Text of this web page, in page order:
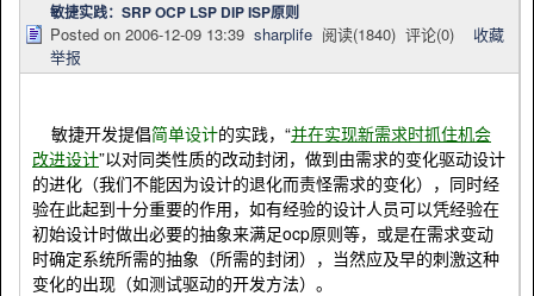
敏捷实践：SRP OCP LSP DIP ISP原则
Posted on 2006-12-09 13:39 sharplife 阅读(1840) 评论(0) 收藏
举报
敏捷开发提倡简单设计的实践，“并在实现新需求时抓住机会
改进设计”以对同类性质的改动封闭，做到由需求的变化驱动设计
的进化（我们不能因为设计的退化而责怪需求的变化），同时经
验在此起到十分重要的作用，如有经验的设计人员可以凭经验在
初始设计时做出必要的抽象来满足ocp原则等，或是在需求变动
时确定系统所需的抽象（所需的封闭），当然应及早的刺激这种
变化的出现（如测试驱动的开发方法）。